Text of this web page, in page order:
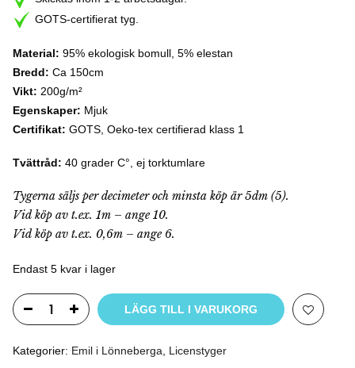
GOTS-certifierat tyg.
Material: 95% ekologisk bomull, 5% elestan
Bredd: Ca 150cm
Vikt: 200g/m²
Egenskaper: Mjuk
Certifikat: GOTS, Oeko-tex certifierad klass 1
Tvättråd: 40 grader C°, ej torktumlare
Tygerna säljs per decimeter och minsta köp är 5dm (5).
Vid köp av t.ex. 1m – ange 10.
Vid köp av t.ex. 0,6m – ange 6.
Endast 5 kvar i lager
LÄGG TILL I VARUKORG
Kategorier: Emil i Lönneberga Licenstyger